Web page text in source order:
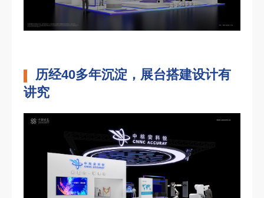
历经40多年沉淀，展台搭建设计有
讲究